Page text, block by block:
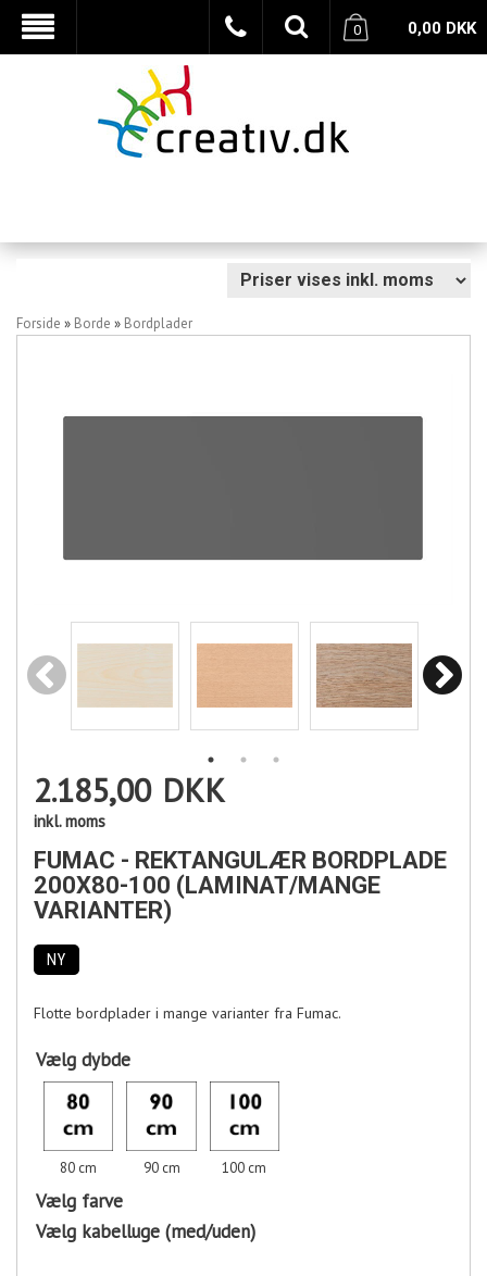
0,00 DKK
0
Forside » Borde » Bordplader
2.185,00 DKK
inkl. moms
FUMAC - REKTANGULÆR BORDPLADE
200X80-100 (LAMINAT/MANGE
VARIANTER)
NY
Flotte bordplader i mange varianter fra Fumac.
Vælg dybde
80 cm 90 cm 100 cm
Vælg farve
Vælg kabelluge (med/uden)